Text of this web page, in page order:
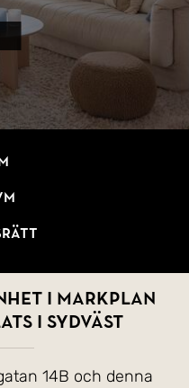
i markplan
i sydväst
14B och denna